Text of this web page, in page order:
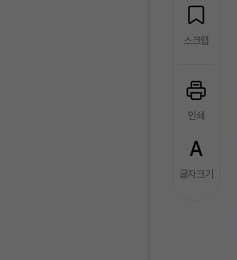
스크랩
인쇄
글자크기